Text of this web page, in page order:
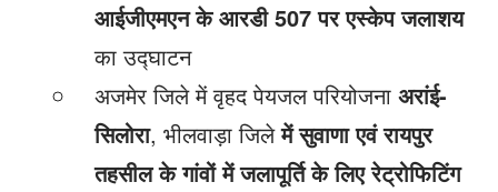
आईजीएमएन के आरडी 507 पर एस्केप जलाशय
का उद्घाटन
अजमेर जिले में वृहद पेयजल परियोजना अरांई-
सिलोरा, भीलवाड़ा जिलेमें सुवाणा एवं रायपुर
तहसील के गांवों में जलापूर्ति के लिए रेट्रोफिटिंग